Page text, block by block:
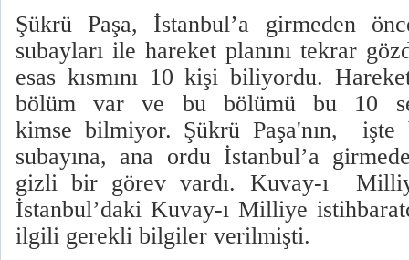
Şükrü Paşa, İstanbul’a girmeden
subayları ile hareket planını tekrar
esas kısmını 10 kişi biliyordu.
bölüm var ve bu bölümü bu 10
kimse bilmiyor. Şükrü Paşa'nın,
işte
subayına, ana ordu İstanbul’a
gizli bir görev vardı. Kuvay-ı
İstanbul’daki Kuvay-ı Milliye
ilgili gerekli bilgiler verilmişti.